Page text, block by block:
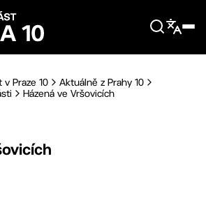
v Praze 10
Aktuálně z Prahy 10
Házená ve Vršovicích